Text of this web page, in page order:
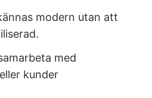
modern utan att
med
kunder